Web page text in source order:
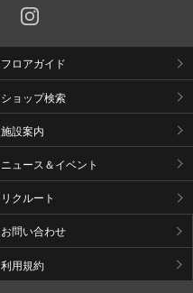
フロアガイド
ショップ検索
施設案内
ニュース＆イベント
リクルート
お問い合わせ
利用規約